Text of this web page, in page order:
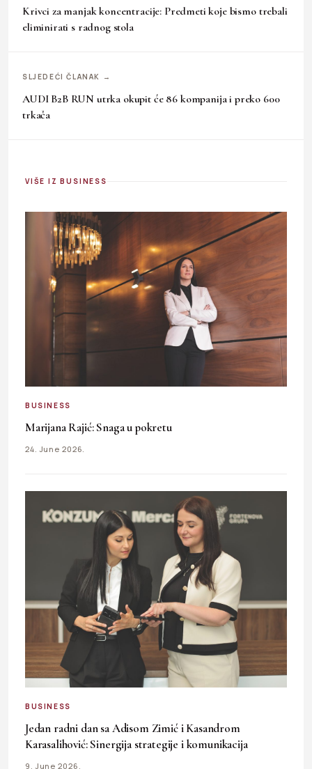
Krivci za manjak koncentracije: Predmeti koje bismo trebali
eliminirati s radnog stola
SLJEDEĆI ČLANAK →
AUDI B2B RUN utrka okupit će 86 kompanija i preko 600
trkača
VIŠE IZ BUSINESS
BUSINESS
Marijana Rajić: Snaga u pokretu
24. June 2026.
BUSINESS
Jedan radni dan sa Adisom Zimić i Kasandrom
Karasalihović: Sinergija strategije i komunikacija
9. June 2026.